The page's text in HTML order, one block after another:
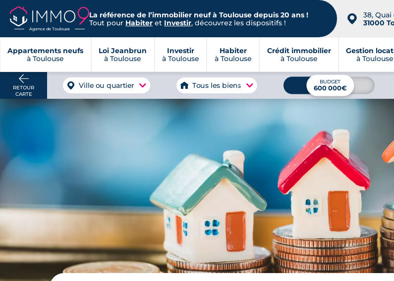
Agence de Toulouse
La référence de l’immobilier neuf à Toulouse depuis 20 ans !
Tout pour Habiter et Investir, découvrez les dispositifs ! 📍
38, Quai
31000
Appartements neufs
à Toulouse
Loi Jeanbrun
à Toulouse
Investir
à Toulouse
Habiter
à Toulouse
Crédit immobilier
à Toulouse
Gestion
à Toulouse
RETOUR
CARTE
Ville ou quartier Tous les biens BUDGET
600 000€